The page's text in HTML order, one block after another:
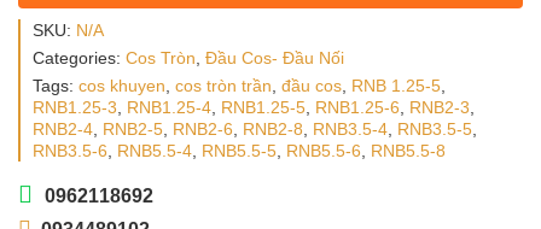
SKU: N/A
Categories: Cos Tròn, Đầu Cos- Đầu Nối
Tags: cos khuyen, cos tròn trần, đầu cos, RNB 1.25-5,
RNB1.25-3, RNB1.25-4, RNB1.25-5, RNB1.25-6, RNB2-3,
RNB2-4, RNB2-5, RNB2-6, RNB2-8, RNB3.5-4, RNB3.5-5,
RNB3.5-6, RNB5.5-4, RNB5.5-5, RNB5.5-6, RNB5.5-8
0962118692